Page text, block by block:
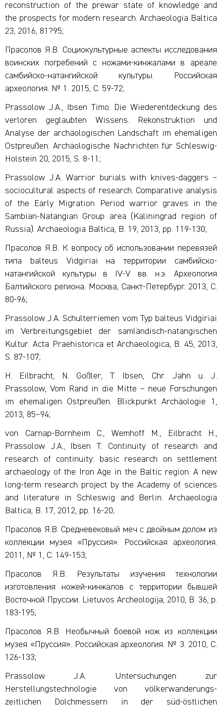
reconstruction of the prewar state of knowledge and
the prospects for modern research. Archaeologia Baltica
23, 2016, 81?95;
Прасолов Я.В. Социокультурные аспекты исследования
воинских погребений с ножами-кинжалами в ареале
самбийско-натангийской культуры. Российская
археология. № 1. 2015, С. 59-72;
Prassolow J.A., Ibsen Timo. Die Wiederentdeckung des
verloren geglaubten Wissens. Rekonstruktion und
Analyse der archäologischen Landschaft im ehemaligen
Ostpreußen. Archäologische Nachrichten für Schleswig-
Holstein 20, 2015, S. 8-11;
Prassolow J.A. Warrior burials with knives-daggers –
sociocultural aspects of research. Comparative analysis
of the Early Migration Period warrior graves in the
Sambian-Natangian Group area (Kaliningrad region of
Russia). Archaeologia Baltica, B. 19, 2013, pp. 119-130;
Прасолов Я.В. К вопросу об использовании перевязей
типа balteus Vidgiriai на территории самбийско-
натангийской культуры в IV-V вв. н.э. Археология
Балтийского региона. Москва, Санкт-Петербург. 2013, С.
80-96;
Prassolow J.A. Schulterriemen vom Typ balteus Vidgiriai
im Verbreitungsgebiet der samländisch-natangischen
Kultur. Acta Praehistorica et Archaeologica, B. 45, 2013,
S. 87-107;
H. Eilbracht, N. Goßler, T. Ibsen, Chr. Jahn u. J.
Prassolow, Vom Rand in die Mitte – neue Forschungen
im ehemaligen Ostpreußen. Blickpunkt Archäologie 1,
2013, 85–94;
von Carnap-Bornheim C., Wemhoff M., Eilbracht H.,
Prassolow J.A., Ibsen T. Continuity of research and
research of continuity: basic research on settlement
archaeology of the Iron Age in the Baltic region. A new
long-term research project by the Academy of sciences
and literature in Schleswig and Berlin. Archaeologia
Baltica, B. 17, 2012, pp. 16-20;
Прасолов Я.В. Средневековый меч с двойным долом из
коллекции музея «Пруссия». Российская aрхеология.
2011, № 1, С. 149-153;
Прасолов Я.В. Результаты изучения технологии
изготовления ножей-кинжалов с территории бывшей
Восточной Пруссии. Lietuvos Archeologija, 2010, B. 36, p.
183-195;
Прасолов Я.В. Необычный боевой нож из коллекции
музея «Пруссия». Российская археология. № 3. 2010, С.
126-133;
Prassolow J.A. Untersuchungen zur
Herstellungstechnologie von völkerwanderungs-
zeitlichen Dolchmessern in der süd-östlichen